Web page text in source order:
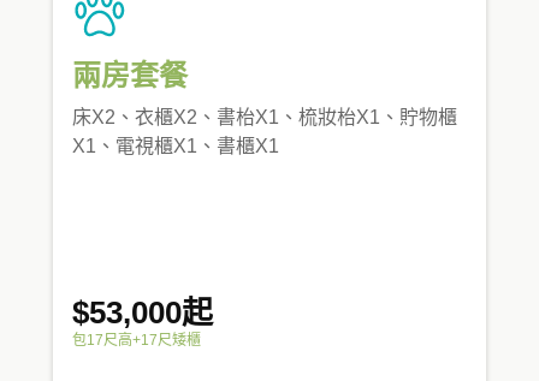
兩房套餐
床X2、衣櫃X2、書枱X1、梳妝枱X1、貯物櫃
X1、電視櫃X1、書櫃X1
$53,000起
包17尺高+17尺矮櫃